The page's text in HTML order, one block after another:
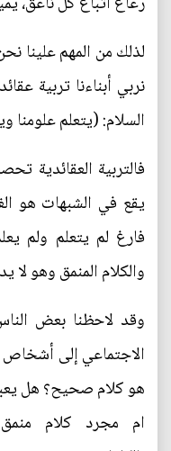
لذلك من المهم علينا
نربي أبناءنا تربية
السلام: (يتعلم علومنا
فالتربية العقائدية
يقع في الشبهات هو
فارغ لم يتعلم ولم
والكلام المنمق وهو لا
وقد لاحظنا بعض
الاجتماعي إلى
هو كلام صحيح؟ هل
ام مجرد كلام